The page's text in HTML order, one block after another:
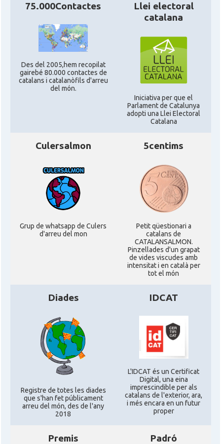
75.000Contactes
Des del 2005,hem recopilat
gairebé 80.000 contactes de
catalans i catalanòfils d'arreu
del món.
Llei electoral
catalana
Iniciativa per que el
Parlament de Catalunya
adopti una Llei Electoral
Catalana
Culersalmon
Grup de whatsapp de Culers
d'arreu del mon
5centims
Petit qüestionari a
catalans de
CATALANSALMON.
Pinzellades d'un grapat
de vides viscudes amb
intensitat i en català per
tot el món
Diades
Registre de totes les diades
que s'han fet públicament
arreu del món, des de l'any
2018
IDCAT
L'IDCAT és un Certificat
Digital, una eina
imprescindible per als
catalans de l'exterior, ara,
i més encara en un futur
proper
Premis Padró